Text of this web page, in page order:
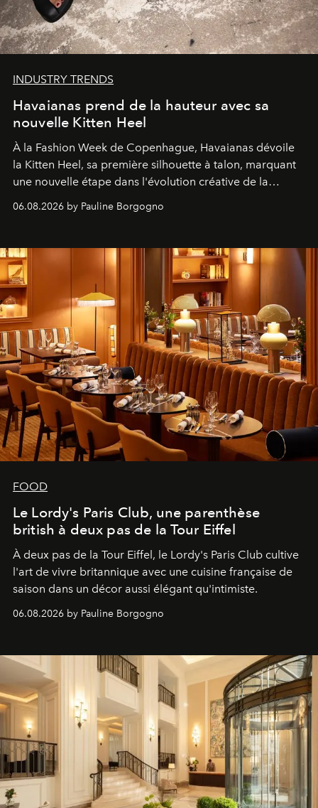
INDUSTRY TRENDS
Havaianas prend de la hauteur avec sa
nouvelle Kitten Heel
À la Fashion Week de Copenhague, Havaianas dévoile
la Kitten Heel, sa première silhouette à talon, marquant
une nouvelle étape dans l'évolution créative de la
06.08.2026 by Pauline Borgogno
FOOD
Le Lordy's Paris Club, une parenthèse
british à deux pas de la Tour Eiffel
À deux pas de la Tour Eiffel, le Lordy's Paris Club cultive
l'art de vivre britannique avec une cuisine française de
saison dans un décor aussi élégant qu'intimiste.
06.08.2026 by Pauline Borgogno